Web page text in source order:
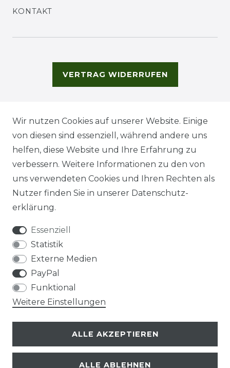
KONTAKT
VERTRAG WIDERRUFEN
Wir nutzen Cookies auf unserer Website. Einige
von diesen sind essenziell, während andere uns
helfen, diese Website und Ihre Erfahrung zu
verbessern. Weitere Informationen zu den von
uns verwendeten Cookies und Ihren Rechten als
Nutzer finden Sie in unserer Daten­schutz­
erklärung.
Essenziell
Statistik
Externe Medien
PayPal
Funktional
Weitere Einstellungen
ALLE AKZEPTIEREN
ALLE ABLEHNEN